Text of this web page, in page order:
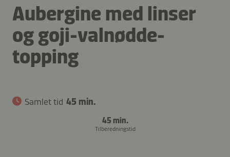
Aubergine med linser
og goji-valnødde-
topping
Samlet tid 45 min.
45 min.
Tilberedningstid